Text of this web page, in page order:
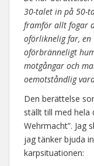
30-talet in på 50-
framför allt fogar
oförliknelig far, en
oförbränneligt
motgångar och
oemotståndlig
Den berättelse
ställt till med hela
Wehrmacht”. Jag
jag tänker bjuda
karpsituationen: